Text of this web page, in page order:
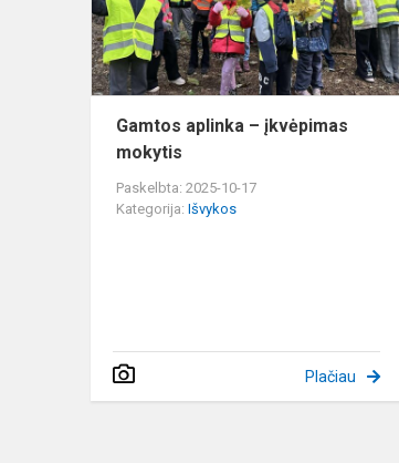
Gamtos aplinka – įkvėpimas
mokytis
Paskelbta: 2025-10-17
Kategorija: Išvykos
Plačiau